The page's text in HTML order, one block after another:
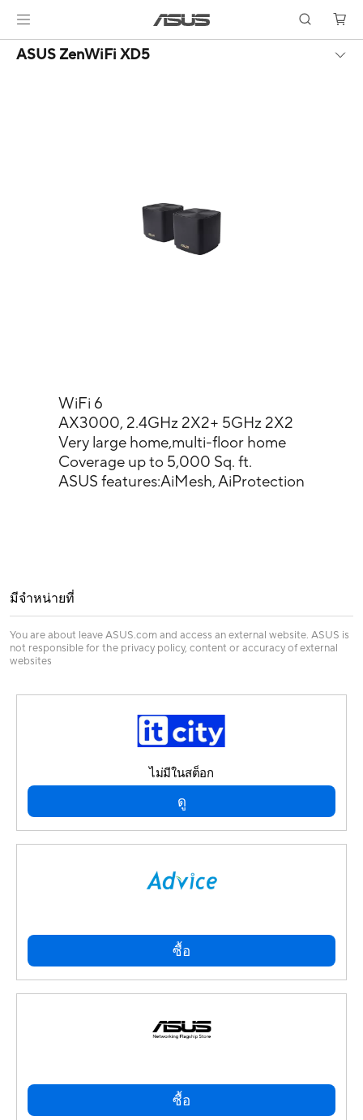
ASUS ZenWiFi XD5
WiFi 6
AX3000, 2.4GHz 2X2+ 5GHz 2X2
Very large home,multi-floor home
Coverage up to 5,000 Sq. ft.
ASUS features:AiMesh, AiProtection
มีจำหน่ายที่
You are about leave ASUS.com and access an external website. ASUS is
not responsible for the privacy policy, content or accuracy of external
websites
ไม่มีในสต็อก
ดู
ซื้อ
ซื้อ